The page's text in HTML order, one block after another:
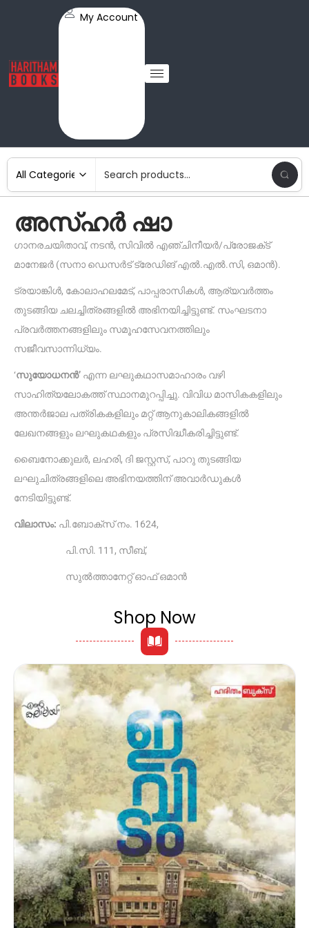
My Account
അസ്ഹർ ഷാ
ഗാനരചയിതാവ്, നടൻ, സിവിൽ എഞ്ചിനീയർ/പ്രോജക്‌ട്
മാനേജർ (സനാ ഡെസർട് ട്രേഡിങ് എൽ.എൽ.സി, ഒമാൻ).
ട്രയാങ്കിൾ, കോലാഹലമേട്, പാപ്പരാസികൾ, ആര്യവർത്തം
തുടങ്ങിയ ചലച്ചിത്രങ്ങളിൽ അഭിനയിച്ചിട്ടുണ്ട്. സംഘടനാ
പ്രവർത്തനങ്ങളിലും സമൂഹസേവനത്തിലും
സജീവസാന്നിധ്യം.
‘സുയോധനൻ’ എന്ന ലഘുകഥാസമാഹാരം വഴി
സാഹിത്യലോകത്ത് സ്ഥാനമുറപ്പിച്ചു. വിവിധ മാസികകളിലും
അന്തർജാല പത്രികകളിലും മറ്റ് ആനുകാലികങ്ങളിൽ
ലേഖനങ്ങളും ലഘുകഥകളും പ്രസിദ്ധീകരിച്ചിട്ടുണ്ട്.
ബൈനോക്കുലർ, ലഹരി, ദി ജസ്റ്റസ്, പാറു തുടങ്ങിയ
ലഘുചിത്രങ്ങളിലെ അഭിനയത്തിന് അവാർഡുകൾ
നേടിയിട്ടുണ്ട്.
വിലാസം: പി.ബോക്‌സ്‌ നം. 1624,
പി.സി. 111, സീബ്,
സുൽത്താനേറ്റ് ഓഫ് ഒമാൻ
Shop Now